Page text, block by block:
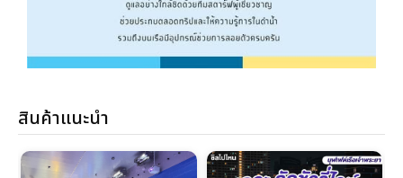
สินค้าแนะนำ